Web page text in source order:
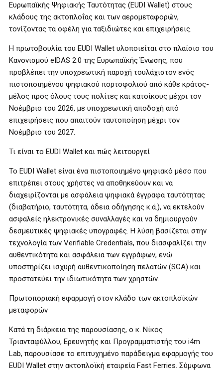
Ευρωπαϊκής Ψηφιακής Ταυτότητας (EUDI Wallet) στους
κλάδους της ακτοπλοΐας και των αερομεταφορών,
τονίζοντας τα οφέλη για ταξιδιώτες και επιχειρήσεις.
Η πρωτοβουλία του EUDI Wallet υλοποιείται στο πλαίσιο του
Κανονισμού eIDAS 2.0 της Ευρωπαϊκής Ένωσης, που
προβλέπει την υποχρεωτική παροχή τουλάχιστον ενός
πιστοποιημένου ψηφιακού πορτοφολιού από κάθε κράτος-
μέλος προς όλους τους πολίτες και κατοίκους μέχρι τον
Νοέμβριο του 2026, με υποχρεωτική αποδοχή από
επιχειρήσεις που απαιτούν ταυτοποίηση μέχρι τον
Νοέμβριο του 2027.
Τι είναι το EUDI Wallet και πώς λειτουργεί
Το EUDI Wallet είναι ένα πιστοποιημένο ψηφιακό μέσο που
επιτρέπει στους χρήστες να αποθηκεύουν και να
διαχειρίζονται με ασφάλεια ψηφιακά έγγραφα ταυτότητας
(διαβατήριο, ταυτότητα, άδεια οδήγησης κ.ά.), να εκτελούν
ασφαλείς ηλεκτρονικές συναλλαγές και να δημιουργούν
δεσμευτικές ψηφιακές υπογραφές. Η λύση βασίζεται στην
τεχνολογία των Verifiable Credentials, που διασφαλίζει την
αυθεντικότητα και ασφάλεια των εγγράφων, ενώ
υποστηρίζει ισχυρή αυθεντικοποίηση πελατών (SCA) και
προστατεύει την ιδιωτικότητα των χρηστών.
Πρωτοποριακή εφαρμογή στον κλάδο των ακτοπλοϊκών
μεταφορών
Κατά τη διάρκεια της παρουσίασης, ο κ. Νίκος
Τριανταφύλλου, Ερευνητής και Προγραμματιστής του i4m
Lab, παρουσίασε το επιτυχημένο παράδειγμα εφαρμογής του
EUDI Wallet στην ακτοπλοϊκή εταιρεία Fast Ferries. Σύμφωνα